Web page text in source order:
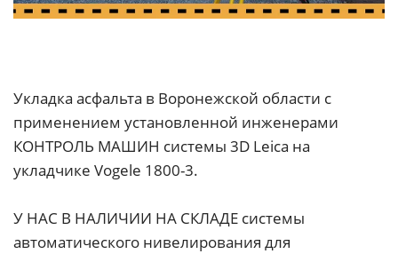
Укладка асфальта в Воронежской области с
применением установленной инженерами
КОНТРОЛЬ МАШИН системы 3D Leica на
укладчике Vogele 1800-3.
У НАС В НАЛИЧИИ НА СКЛАДЕ системы
автоматического нивелирования для